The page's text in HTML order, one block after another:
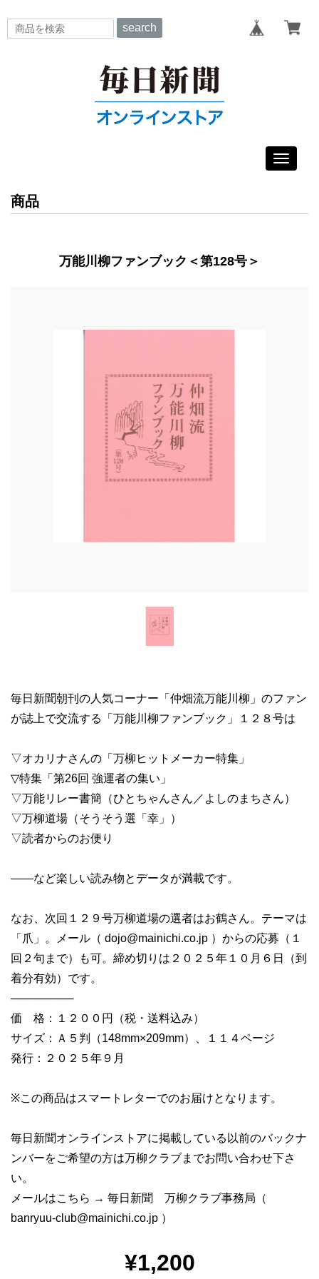
search
Toggle
商品
万能川柳ファンブック＜第128号＞
毎日新聞朝刊の人気コーナー「仲畑流万能川柳」のファン
が誌上で交流する「万能川柳ファンブック」１２８号は
▽オカリナさんの「万柳ヒットメーカー特集」
▽特集「第26回 強運者の集い」
▽万能リレー書簡（ひとちゃんさん／よしのまちさん）
▽万柳道場（そうそう選「幸」）
▽読者からのお便り
――など楽しい読み物とデータが満載です。
なお、次回１２９号万柳道場の選者はお鶴さん。テーマは
「爪」。メール（ dojo@mainichi.co.jp ）からの応募（１
回２句まで）も可。締め切りは２０２５年１０月６日（到
着分有効）です。
────────
価 格：１２００円（税・送料込み）
サイズ：Ａ５判（148mm×209mm）、１１４ページ
発行：２０２５年９月
※この商品はスマートレターでのお届けとなります。
毎日新聞オンラインストアに掲載している以前のバックナ
ンバーをご希望の方は万柳クラブまでお問い合わせ下さ
い。
メールはこちら → 毎日新聞 万柳クラブ事務局（
banryuu-club@mainichi.co.jp ）
¥1,200